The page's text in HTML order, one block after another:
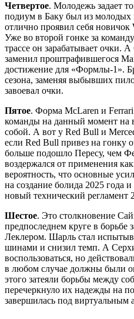
Четвертое. Молодежь задает
подиум в Баку был из молодых
отлично проявил себя
Уже во второй гонке за
трассе он зарабатывает очки.
заменил проштрафившегося
достижение для «Формлы-1».
сезона, заменяя выбывших
завоевал очки.
Пятое. Форма McLaren и
команды на данный момент
собой. А вот у Red Bull и
если Red Bull привез на гонку
больше подошло Пересу, чем
воздержался от применения
вероятность, что основные
на создание болида 2025 года
новый технический регламент
Шестое. Это столкновение
предпоследнем круге в борьбе
Леклером. Шарль стал
шинами и снизил темп. А
воспользоваться, но
в любом случае должны были
этого затеяли борьбы между
перечеркнуло их надежды на
завершилась под виртуальным